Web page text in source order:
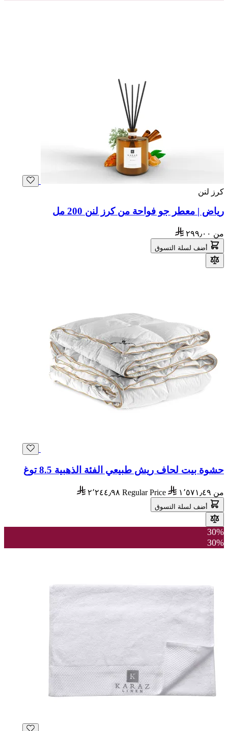
كرز لنن
رياض | معطر جو فواحة من كرز لنن 200 مل
من ٢٩٩٫٠٠
أضف لسلة التسوق
حشوة بيت لحاف ريش طبيعي الفئة الذهبية 8.5 توغ
من ١٬٥٧١٫٤٩ Regular Price ٢٬٢٤٤٫٩٨
أضف لسلة التسوق
30%
30%